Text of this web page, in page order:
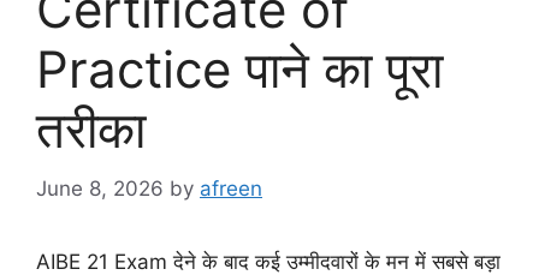
Practice पाने का पूरा
तरीका
June 8, 2026 by afreen
AIBE 21 Exam देने के बाद कई उम्मीदवारों के मन में सबसे बड़ा